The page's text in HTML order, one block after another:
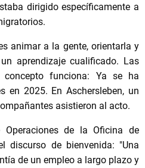
dirigido específicamente a
animar a la gente, orientarla y
aprendizaje cualificado. Las
funciona: Ya se ha
en 2025. En Aschersleben, un
asistieron al acto.
de la Oficina de
discurso de bienvenida: "Una
de un empleo a largo plazo y